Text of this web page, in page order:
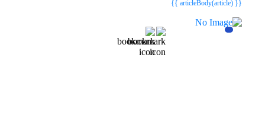
{{ articleBody(article) }}